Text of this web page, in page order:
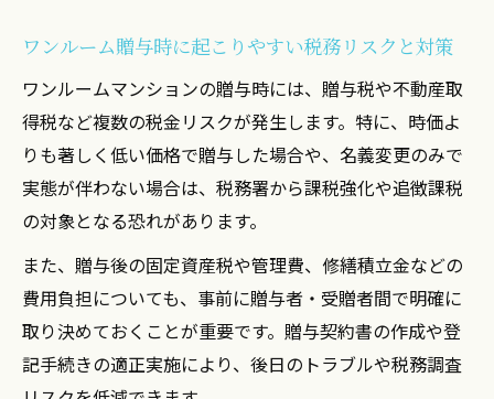
ワンルーム贈与時に起こりやすい税務リスクと対策
ワンルームマンションの贈与時には、贈与税や不動産取
得税など複数の税金リスクが発生します。特に、時価よ
りも著しく低い価格で贈与した場合や、名義変更のみで
実態が伴わない場合は、税務署から課税強化や追徴課税
の対象となる恐れがあります。
また、贈与後の固定資産税や管理費、修繕積立金などの
費用負担についても、事前に贈与者・受贈者間で明確に
取り決めておくことが重要です。贈与契約書の作成や登
記手続きの適正実施により、後日のトラブルや税務調査